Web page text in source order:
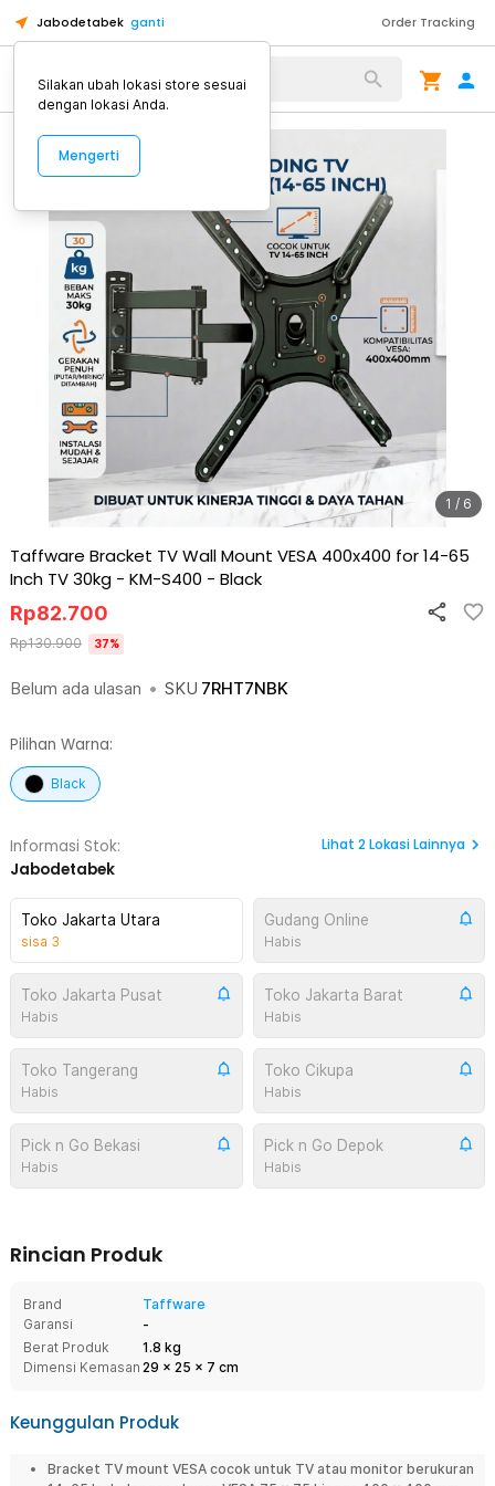
Jabodetabek ganti Order Tracking
Alat Kopi
1 / 6
Taffware Bracket TV Wall Mount VESA 400x400 for 14-65
Inch TV 30kg - KM-S400 - Black
Belum ada ulasan • SKU 7RHT7NBK
Rp82.700
Rp130.900 37%
Pilihan Warna:
Black
Informasi Stok:
Jabodetabek
Lihat 2Lokasi Lainnya
Toko Jakarta Utara
sisa 3
Gudang Online
Habis
Toko Jakarta Pusat
Habis
Toko Jakarta Barat
Habis
Toko Tangerang
Habis
Toko Cikupa
Habis
Pick n Go Bekasi
Habis
Pick n Go Depok
Habis
Rincian Produk
Brand
Taffware
Garansi
-
Berat Produk
1.8 kg
Dimensi Kemasan 29 x 25 x 7 cm
Keunggulan Produk
Bracket TV mount VESA cocok untuk TV atau monitor berukuran
Silakan ubah lokasi store sesuai
dengan lokasi Anda.
Mengerti